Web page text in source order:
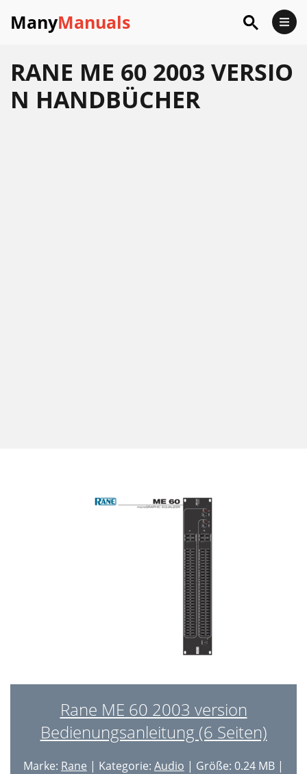
ManyManuals
RANE ME 60 2003 VERSIO
N HANDBÜCHER
Rane ME 60 2003 version
Bedienungsanleitung (6 Seiten)
Marke: Rane | Kategorie: Audio | Größe: 0.24 MB |